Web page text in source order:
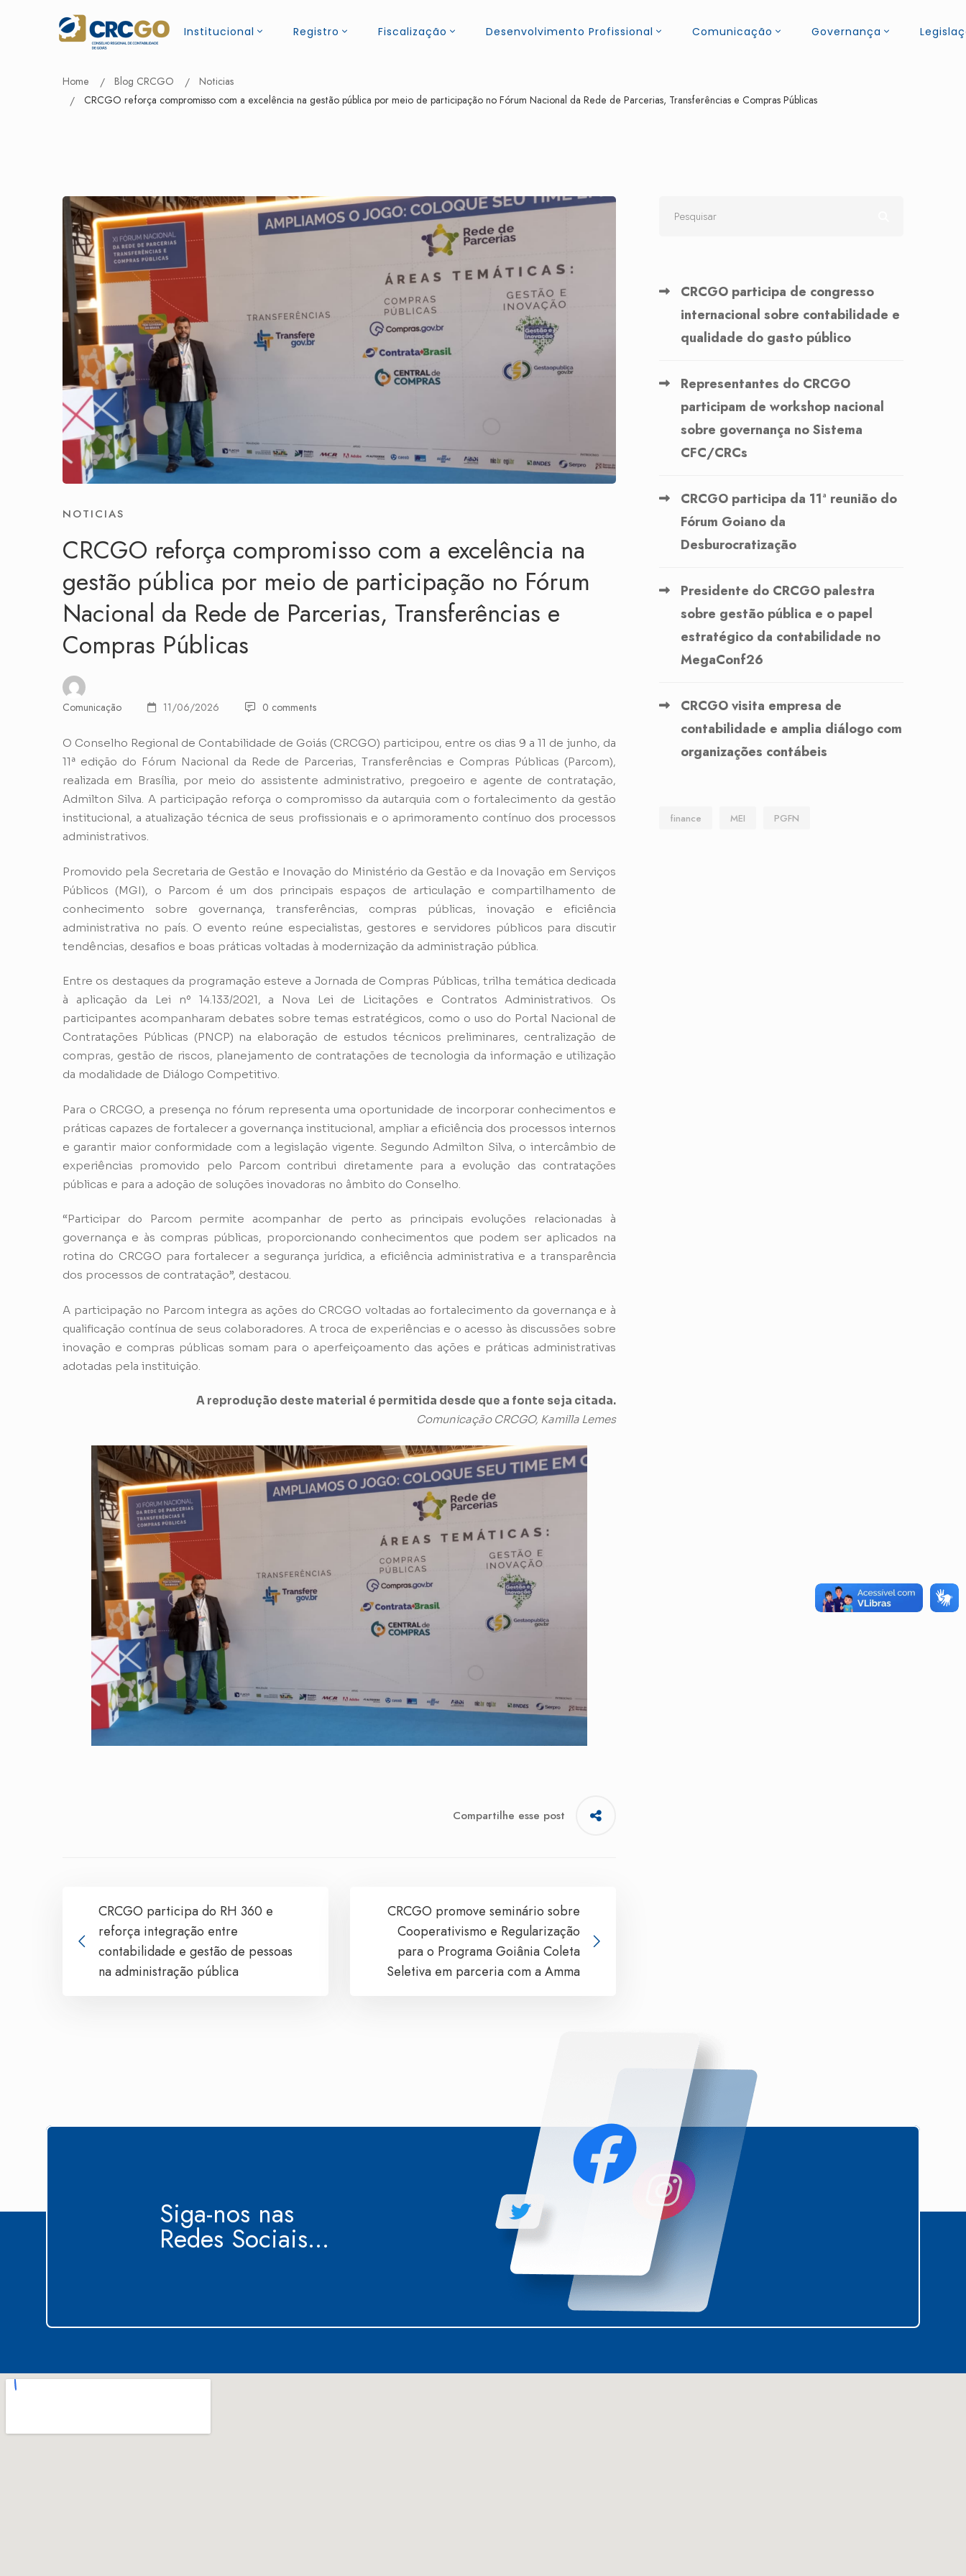
Institucional Registro Fiscalização Desenvolvimento Profissional Comunicação Governança
Home Blog CRCGO
Noticias
CRCGO reforça compromisso com a excelência na gestão pública por meio de participação no Fórum Nacional da Rede de Parcerias, Transferências e Compras Públicas
NOTICIAS
CRCGO reforça compromisso com a excelência na
gestão pública por meio de participação no Fórum
Nacional da Rede de Parcerias, Transferências e
Compras Públicas
Comunicação 11/06/2026 0 comments
O Conselho Regional de Contabilidade de Goiás (CRCGO) participou, entre os dias 9 a 11 de junho, da
11ª edição do Fórum Nacional da Rede de Parcerias, Transferências e Compras Públicas (Parcom),
realizada em Brasília, por meio do assistente administrativo, pregoeiro e agente de contratação,
Admilton Silva. A participação reforça o compromisso da autarquia com o fortalecimento da gestão
institucional, a atualização técnica de seus profissionais e o aprimoramento contínuo dos processos
administrativos.
Promovido pela Secretaria de Gestão e Inovação do Ministério da Gestão e da Inovação em Serviços
Públicos (MGI), o Parcom é um dos principais espaços de articulação e compartilhamento de
conhecimento sobre governança, transferências, compras públicas, inovação e eficiência
administrativa no país. O evento reúne especialistas, gestores e servidores públicos para discutir
tendências, desafios e boas práticas voltadas à modernização da administração pública.
Entre os destaques da programação esteve a Jornada de Compras Públicas, trilha temática dedicada
à aplicação da Lei nº 14.133/2021, a Nova Lei de Licitações e Contratos Administrativos. Os
participantes acompanharam debates sobre temas estratégicos, como o uso do Portal Nacional de
Contratações Públicas (PNCP) na elaboração de estudos técnicos preliminares, centralização de
compras, gestão de riscos, planejamento de contratações de tecnologia da informação e utilização
da modalidade de Diálogo Competitivo.
Para o CRCGO, a presença no fórum representa uma oportunidade de incorporar conhecimentos e
práticas capazes de fortalecer a governança institucional, ampliar a eficiência dos processos internos
e garantir maior conformidade com a legislação vigente. Segundo Admilton Silva, o intercâmbio de
experiências promovido pelo Parcom contribui diretamente para a evolução das contratações
públicas e para a adoção de soluções inovadoras no âmbito do Conselho.
“Participar do Parcom permite acompanhar de perto as principais evoluções relacionadas à
governança e às compras públicas, proporcionando conhecimentos que podem ser aplicados na
rotina do CRCGO para fortalecer a segurança jurídica, a eficiência administrativa e a transparência
dos processos de contratação”, destacou.
A participação no Parcom integra as ações do CRCGO voltadas ao fortalecimento da governança e à
qualificação contínua de seus colaboradores. A troca de experiências e o acesso às discussões sobre
inovação e compras públicas somam para o aperfeiçoamento das ações e práticas administrativas
adotadas pela instituição.
A reprodução deste material é permitida desde que a fonte seja citada.
Comunicação CRCGO, Kamilla Lemes
Compartilhe esse post
CRCGO participa do RH 360 e
reforça integração entre
contabilidade e gestão de pessoas
na administração pública
CRCGO promove seminário sobre
Cooperativismo e Regularização
para o Programa Goiânia Coleta
Seletiva em parceria com a Amma
CRCGO participa de congresso
internacional sobre contabilidade e
qualidade do gasto público
Representantes do CRCGO
participam de workshop nacional
sobre governança no Sistema
CFC/CRCs
CRCGO participa da 11ª reunião do
Fórum Goiano da
Desburocratização
Presidente do CRCGO palestra
sobre gestão pública e o papel
estratégico da contabilidade no
MegaConf26
CRCGO visita empresa de
contabilidade e amplia diálogo com
organizações contábeis
finance MEI PGFN
Siga-nos nas
Redes Sociais...